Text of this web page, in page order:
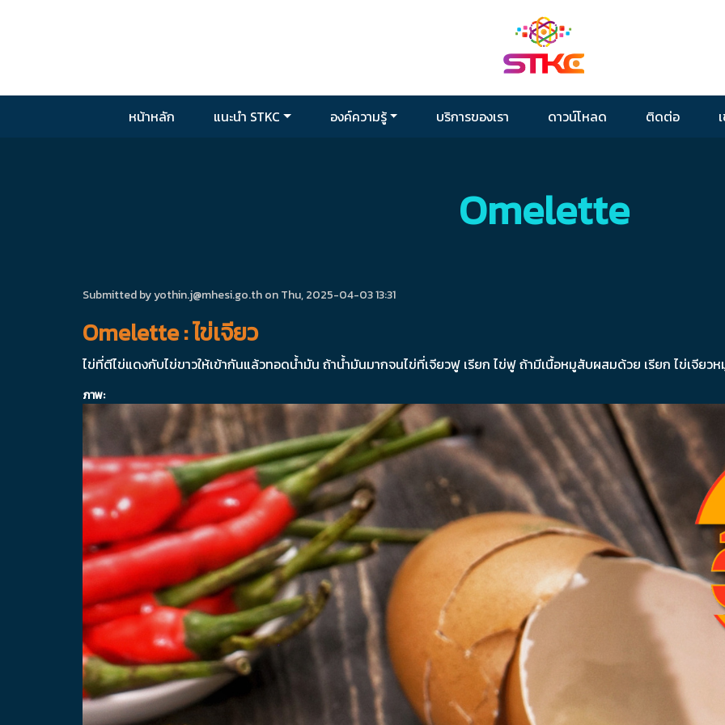
หน้าหลัก แนะนำ STKC องค์ความรู้ บริการของเรา ดาวน์โหลด ติดต่อ
Omelette
Submitted byyothin.j@mhesi.go.thon Thu, 2025-04-03 13:31
Omelette : ไข่เจียว
ไข่ที่ตีไข่แดงกับไข่ขาวให้เข้ากันแล้วทอดน้ำมัน ถ้าน้ำมันมากจนไข่ที่เจียวฟู เรียก ไข่ฟู ถ้ามีเนื้อหมูสับผสมด้วย เรียก ไข่เจียว
ภาพ: